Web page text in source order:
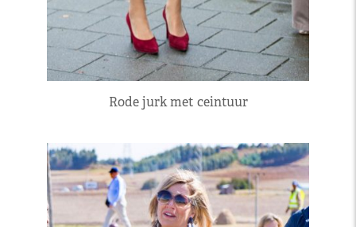
Rode jurk met ceintuur